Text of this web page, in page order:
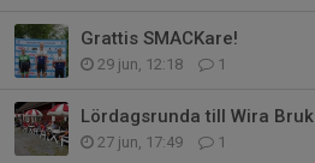
Grattis SMACKare!
29 jun, 12:18 1
Lördagsrunda till Wira Bruk
27 jun, 17:49 1